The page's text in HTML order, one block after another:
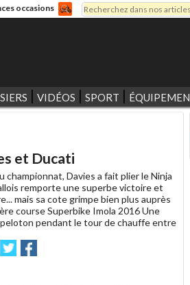
occasions
Formulaire de
Rechercher
VIDÉOS SPORT
et Ducati
championnat, Davies a fait plier le Ninja
remporte une superbe victoire et
mais sa cote grimpe bien plus auprès
course Superbike Imola 2016 Une
pendant le tour de chauffe entre
EnvoyerPartager
sur sur